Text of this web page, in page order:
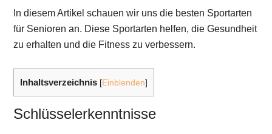
In diesem Artikel schauen wir uns die besten Sportarten
für Senioren an. Diese Sportarten helfen, die Gesundheit
zu erhalten und die Fitness zu verbessern.
Inhaltsverzeichnis [Einblenden]
Schlüsselerkenntnisse